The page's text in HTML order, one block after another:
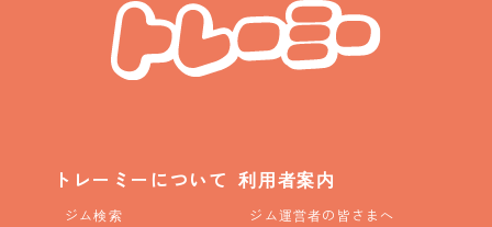
トレーミーについて
ジム検索
利用者案内
ジム運営者の皆さまへ